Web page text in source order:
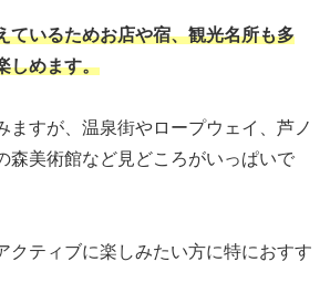
ているためお店や宿、観光名所も多
しめます。
ますが、温泉街やロープウェイ、芦ノ
森美術館など見どころがいっぱいで
クティブに楽しみたい方に特におすす